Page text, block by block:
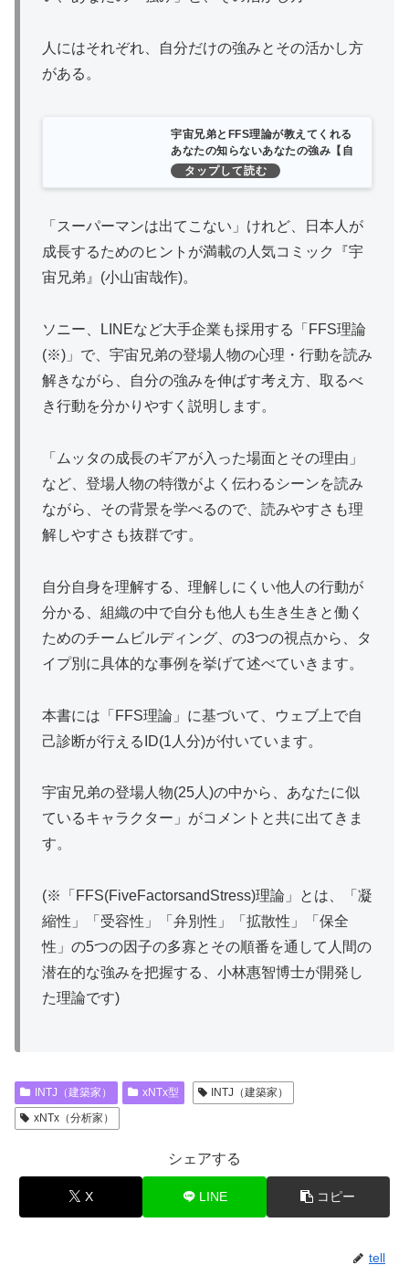
人にはそれぞれ、自分だけの強みとその活かし方
がある。
宇宙兄弟とFFS理論が教えてくれる
あなたの知らないあなたの強み【自
己診断ID付き】 | 古野俊幸 |本 | 通販
「スーパーマンは出てこない」けれど、日本人が
成長するためのヒントが満載の人気コミック『宇
宙兄弟』(小山宙哉作)。
ソニー、LINEなど大手企業も採用する「FFS理論
(※)」で、宇宙兄弟の登場人物の心理・行動を読み
解きながら、自分の強みを伸ばす考え方、取るべ
き行動を分かりやすく説明します。
「ムッタの成長のギアが入った場面とその理由」
など、登場人物の特徴がよく伝わるシーンを読み
ながら、その背景を学べるので、読みやすさも理
解しやすさも抜群です。
自分自身を理解する、理解しにくい他人の行動が
分かる、組織の中で自分も他人も生き生きと働く
ためのチームビルディング、の3つの視点から、タ
イプ別に具体的な事例を挙げて述べていきます。
本書には「FFS理論」に基づいて、ウェブ上で自
己診断が行えるID(1人分)が付いています。
宇宙兄弟の登場人物(25人)の中から、あなたに似
ているキャラクター」がコメントと共に出てきま
す。
(※「FFS(FiveFactorsandStress)理論」とは、「凝
縮性」「受容性」「弁別性」「拡散性」「保全
性」の5つの因子の多寡とその順番を通して人間の
潜在的な強みを把握する、小林惠智博士が開発し
た理論です)
INTJ（建築家） xNTx型
INTJ（建築家）
xNTx（分析家）
シェアする
X LINE コピー
tell